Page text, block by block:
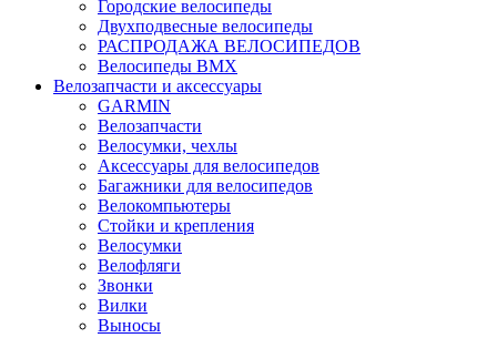
Городские велосипеды
Двухподвесные велосипеды
РАСПРОДАЖА ВЕЛОСИПЕДОВ
Велосипеды BMX
Велозапчасти и аксессуары
GARMIN
Велозапчасти
Велосумки, чехлы
Аксессуары для велосипедов
Багажники для велосипедов
Велокомпьютеры
Стойки и крепления
Велосумки
Велофляги
Звонки
Вилки
Выносы